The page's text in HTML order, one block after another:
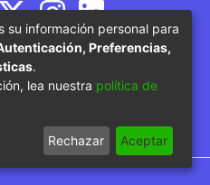
de Educación
su información personal para
Preferencias,
.
lea nuestra política de
Rechazar Aceptar